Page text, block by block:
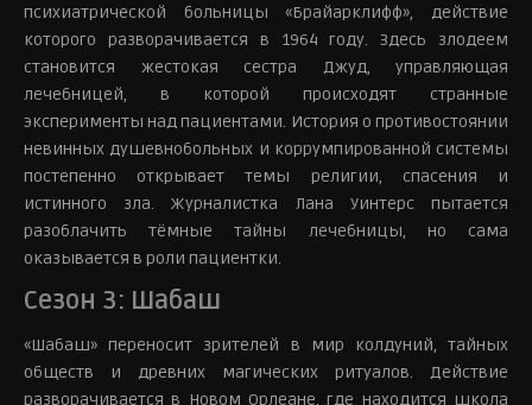
психиатрической больницы «Брайарклифф», действие
которого разворачивается в 1964 году. Здесь злодеем
становится жестокая сестра Джуд, управляющая
лечебницей, в которой происходят странные
эксперименты над пациентами. История о противостоянии
невинных душевнобольных и коррумпированной системы
постепенно открывает темы религии, спасения и
истинного зла. Журналистка Лана Уинтерс пытается
разоблачить тёмные тайны лечебницы, но сама
оказывается в роли пациентки.
Сезон 3: Шабаш
«Шабаш» переносит зрителей в мир колдуний, тайных
обществ и древних магических ритуалов. Действие
разворачивается в Новом Орлеане, где находится школа